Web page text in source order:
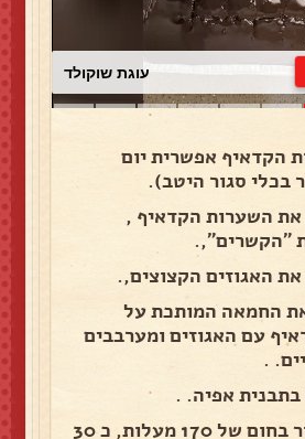
עוגת שוקולד
הקדאיף אפשרית יום
בכלי סגור היטב).
את השערות הקדאיף ,
״הקשרים״,.
את החמאה המותכת על
עם האגוזים ומערבבים
.
אופים בתנור בחום של 170 מעלות, כ 30